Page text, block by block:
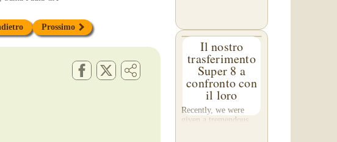
Prossimo
Il nostro
trasferimento
Super 8 a
confronto con
il loro
Recently, we were
given a tremendous